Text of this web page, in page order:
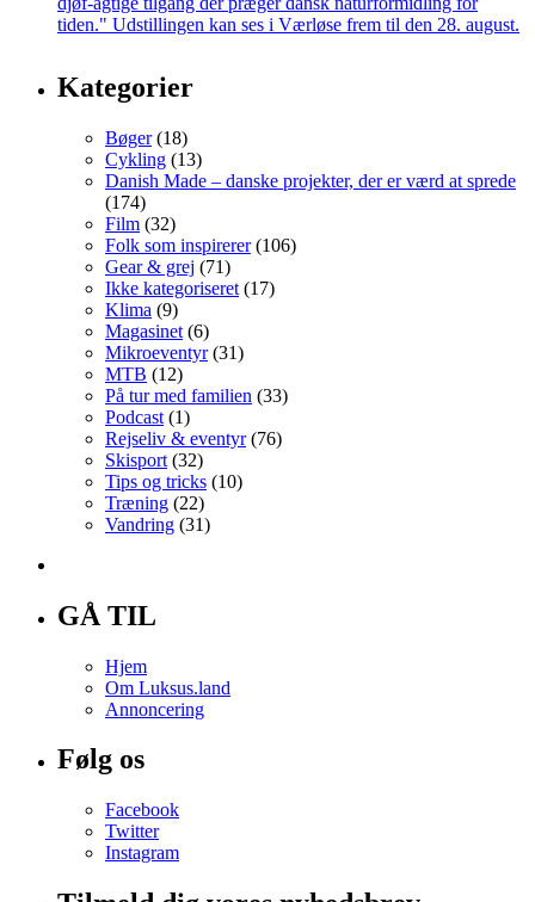
Kategorier
Bøger(18)
Cykling (13)
Danish Made – danske projekter, der er værd at sprede
(174)
Film (32)
Folk som inspirerer(106)
Gear & grej (71)
Ikke kategoriseret (17)
Klima (9)
Magasinet (6)
Mikroeventyr(31)
MTB (12)
På tur med familien (33)
Podcast (1)
Rejseliv & eventyr(76)
Skisport (32)
Tips og tricks (10)
Træning (22)
Vandring (31)
GÅ TIL
Hjem
Om Luksus.land
Annoncering
Følg os
Facebook
Twitter
Instagram